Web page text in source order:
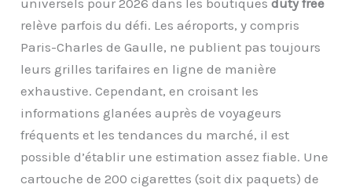
universels pour 2026 dans les boutiquesduty free
relève parfois du défi. Les aéroports, y compris
Paris-Charles de Gaulle, ne publient pas toujours
leurs grilles tarifaires en ligne de manière
exhaustive. Cependant, en croisant les
informations glanées auprès de voyageurs
fréquents et les tendances du marché, il est
possible d’établir une estimation assez fiable. Une
cartouche de 200 cigarettes (soit dix paquets) de